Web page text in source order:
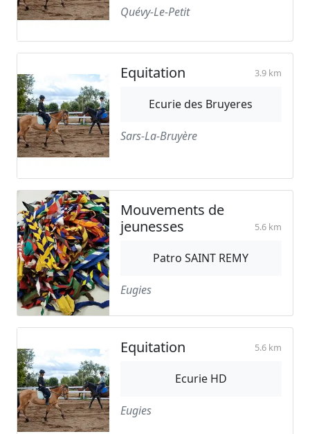
Quévy-Le-Petit
Equitation 3.9 km
Ecurie des Bruyeres
Sars-La-Bruyère
Mouvements de
jeunesses
5.6 km
Patro SAINT REMY
Eugies
Equitation 5.6 km
Ecurie HD
Eugies